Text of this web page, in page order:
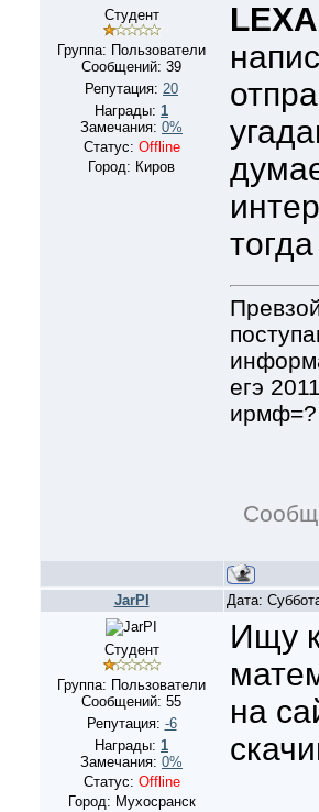
Студент
Группа: Пользователи
Сообщений: 39
Репутация: 20
Награды: 1
Замечания: 0%
Статус: Offline
Город: Киров
егэ 2011
ирмф=?
JarPI Дата:
Студент
Группа: Пользователи
Сообщений: 55
Репутация: -6
Награды: 1
Замечания: 0%
Статус: Offline
Город: Мухосранск
Ищу
на